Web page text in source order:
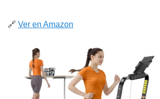
🔗 Ver en Amazon